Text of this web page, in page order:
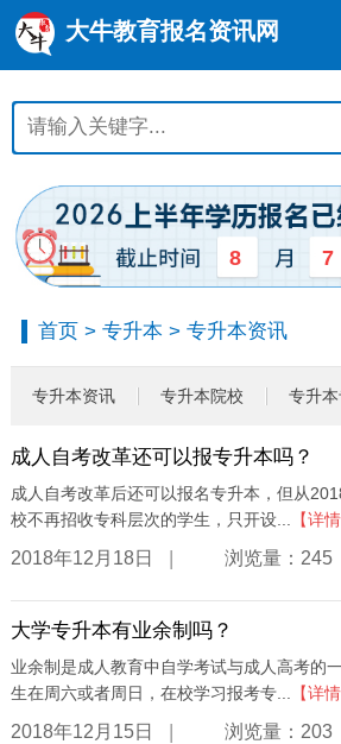
大牛教育报名资讯网
8 7
首页> 专升本 > 专升本资讯
专升本资讯 专升本院校 专升
成人自考改革还可以报专升本吗？
成人自考改革后还可以报名专升本，但从
校不再招收专科层次的学生，只开设...
【详情
2018年12月18日 | 浏览量：245
大学专升本有业余制吗？
业余制是成人教育中自学考试与成人高考的
生在周六或者周日，在校学习报考专...
【详情
2018年12月15日 | 浏览量：203